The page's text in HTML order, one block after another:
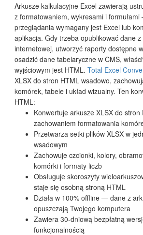
Arkusze kalkulacyjne Excel zawierają
z formatowaniem, wykresami i
przeglądania wymagany jest Excel lub
aplikacja. Gdy trzeba opublikować dane
internetowej, utworzyć raporty dostępne
osadzić dane tabelaryczne w CMS,
wyjściowym jest HTML. Total Excel
XLSX do stron HTML wsadowo,
komórek, tabele i układ wizualny. Ten
HTML:
Konwertuje arkusze XLSX do stron
zachowaniem formatowania
Przetwarza setki plików XLSX w
wsadowym
Zachowuje czcionki, kolory,
komórki i formaty liczb
Obsługuje skoroszyty
staje się osobną stroną HTML
Działa w 100% offline — dane z
opuszczają Twojego komputera
Zawiera 30-dniową bezpłatną
funkcjonalnością